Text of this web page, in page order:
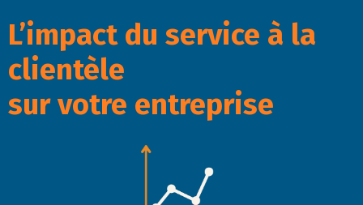
L’impact du service à la
clientèle
sur votre entreprise